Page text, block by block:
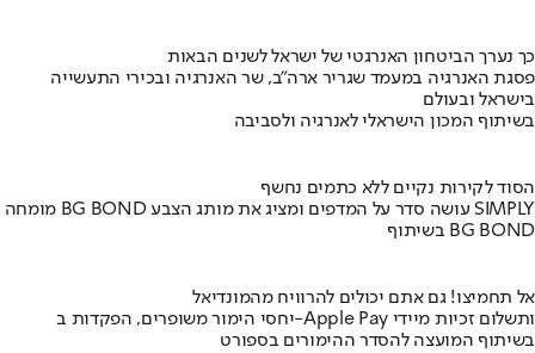
כך נערך הביטחון האנרגטי של ישראל לשנים הבאות
פסגת האנרגיה במעמד שגריר ארה"ב, שר האנרגיה ובכירי התעשייה
בישראל ובעולם
בשיתוף המכון הישראלי לאנרגיה ולסביבה
הסוד לקירות נקיים ללא כתמים נחשף
מומחה BG BOND עושה סדר על המדפים ומציג את מותג הצבע SIMPLY
בשיתוף BG BOND
אל תחמיצו! גם אתם יכולים להרוויח מהמונדיאל
יחסי הימור משופרים, הפקדות ב-Apple Pay ותשלום זכיות מיידי
בשיתוף המועצה להסדר ההימורים בספורט